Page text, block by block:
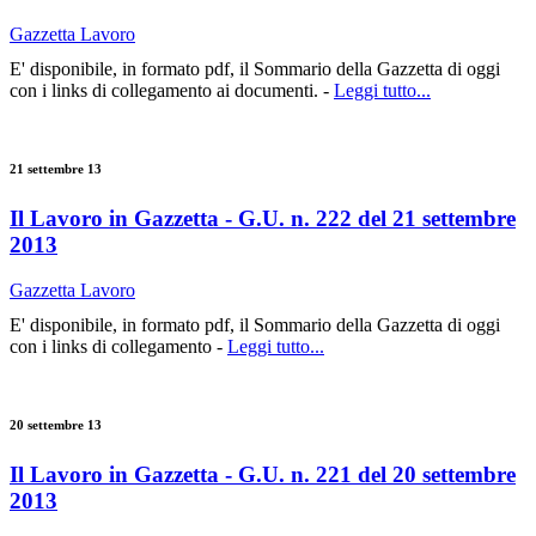
Gazzetta Lavoro
E' disponibile, in formato pdf, il Sommario della Gazzetta di oggi
con i links di collegamento ai documenti. - Leggi tutto...
21 settembre 13
Il Lavoro in Gazzetta - G.U. n. 222 del 21 settembre
2013
Gazzetta Lavoro
E' disponibile, in formato pdf, il Sommario della Gazzetta di oggi
con i links di collegamento - Leggi tutto...
20 settembre 13
Il Lavoro in Gazzetta - G.U. n. 221 del 20 settembre
2013